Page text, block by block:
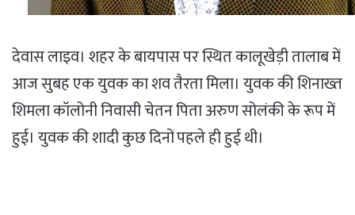
देवास लाइव। शहर के बायपास पर स्थित कालूखेड़ी तालाब में
आज सुबह एक युवक का शव तैरता मिला। युवक की शिनाख्त
शिमला कॉलोनी निवासी चेतन पिता अरुण सोलंकी के रूप में
हुई। युवक की शादी कुछ दिनों पहले ही हुई थी।